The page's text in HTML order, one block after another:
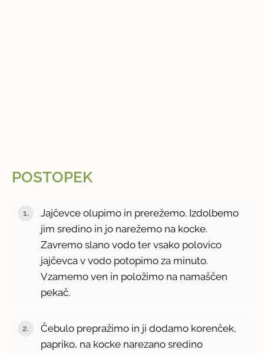
POSTOPEK
Jajčevce olupimo in prerežemo. Izdolbemo
jim sredino in jo narežemo na kocke.
Zavremo slano vodo ter vsako polovico
jajčevca v vodo potopimo za minuto.
Vzamemo ven in položimo na namaščen
pekač.
Čebulo prepražimo in ji dodamo korenček,
papriko, na kocke narezano sredino